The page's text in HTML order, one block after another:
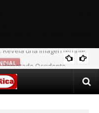
derrotado Occidente